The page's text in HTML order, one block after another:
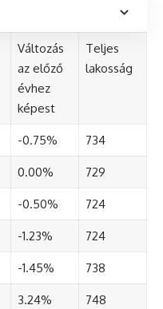
Változás
az előző
évhez
képest
Teljes
lakosság
-0.75% 734
0.00% 729
-0.50% 724
-1.23% 724
-1.45% 738
3.24% 748